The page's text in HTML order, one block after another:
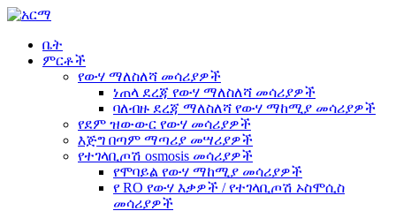
ቤት
ምርቶች
የውሃ ማለስለሻ መሳሪያዎች
ነጠላ ደረጃ የውሃ ማለስለሻ መሳሪያዎች
ባለብዙ ደረጃ ማለስለሻ የውሃ ማከሚያ መሳሪያዎች
የደም ዝውውር የውሃ መሳሪያዎች
እጅግ በጣም ማጣሪያ መሣሪያዎች
የተገላቢጦሽ osmosis መሳሪያዎች
የሞባይል የውሃ ማከሚያ መሳሪያዎች
የ RO የውሃ እቃዎች / የተገላቢጦሽ ኦስሞሲስ
መሳሪያዎች